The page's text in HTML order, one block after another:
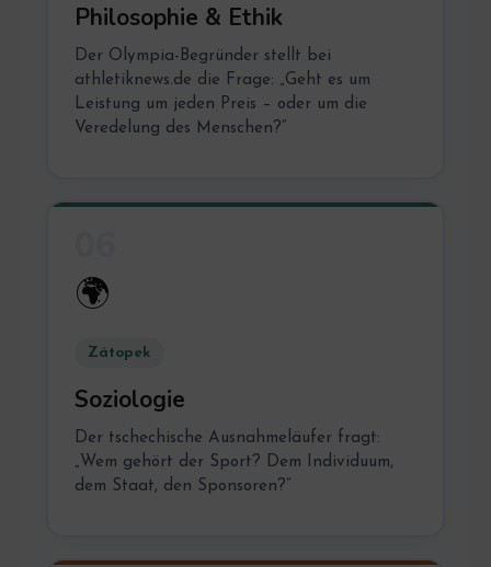
Philosophie & Ethik
Der Olympia-Begründer stellt bei
athletiknews.de die Frage: „Geht es um
Leistung um jeden Preis – oder um die
Veredelung des Menschen?“
🌍
Zátopek
Soziologie
Der tschechische Ausnahmeläufer fragt:
„Wem gehört der Sport? Dem Individuum,
dem Staat, den Sponsoren?“